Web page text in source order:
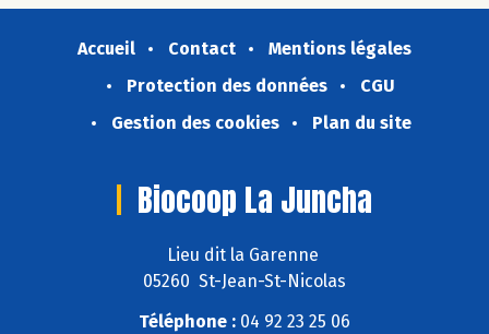
Accueil Contact
Mentions légales
Protection des données
CGU
Gestion des cookies
Plan du site
Biocoop La Juncha
Lieu dit la Garenne
05260 St-Jean-St-Nicolas
Téléphone : 04 92 23 25 06